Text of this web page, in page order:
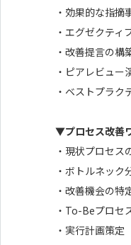
・効果的な指摘
・エグゼクティ
・改善提言の構
・ピアレビュー
・ベストプラク
▼プロセス改善
・現状プロセス
・ボトルネック
・改善機会の特
・To-Beプロセ
・実行計画策定